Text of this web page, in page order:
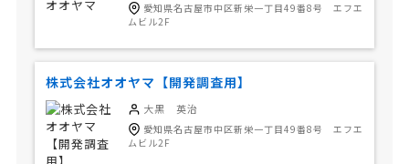
愛知県名古屋市中区新栄一丁目49番8号 エフエ
ムビル2F
株式会社オオヤマ【開発調査用】
大黒 英治
愛知県名古屋市中区新栄一丁目49番8号 エフエ
ムビル2F